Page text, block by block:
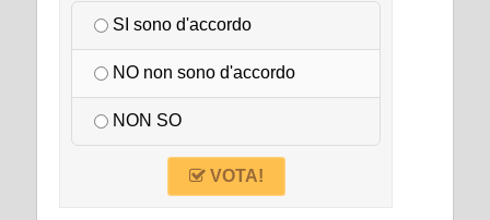
SI sono d'accordo
NO non sono d'accordo
NON SO
VOTA!